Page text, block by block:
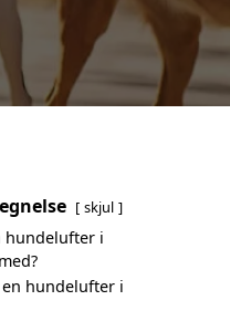
skjul
hundelufter i
hundelufter i